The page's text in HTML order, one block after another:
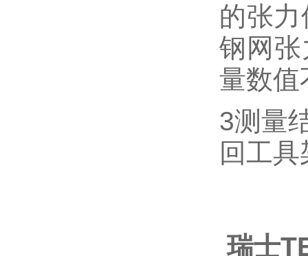
的张
钢网
量数值
3测量
回工具
瑞士